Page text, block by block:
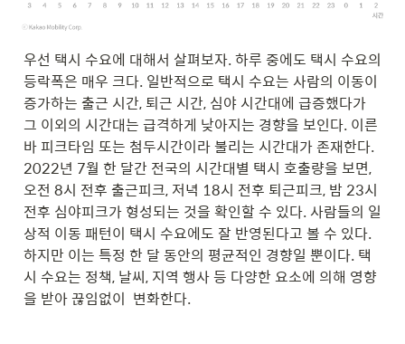
우선 택시 수요에 대해서 살펴보자. 하루 중에도 택시 수요의
등락폭은 매우 크다. 일반적으로 택시 수요는 사람의 이동이
증가하는 출근 시간, 퇴근 시간, 심야 시간대에 급증했다가
그 이외의 시간대는 급격하게 낮아지는 경향을 보인다. 이른
바 피크타임 또는 첨두시간이라 불리는 시간대가 존재한다.
2022년 7월 한 달간 전국의 시간대별 택시 호출량을 보면,
오전 8시 전후 출근피크, 저녁 18시 전후 퇴근피크, 밤 23시
전후 심야피크가 형성되는 것을 확인할 수 있다. 사람들의 일
상적 이동 패턴이 택시 수요에도 잘 반영된다고 볼 수 있다.
하지만 이는 특정 한 달 동안의 평균적인 경향일 뿐이다. 택
시 수요는 정책, 날씨, 지역 행사 등 다양한 요소에 의해 영향
을 받아 끊임없이  변화한다.